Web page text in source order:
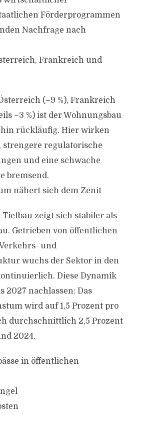
Förderprogrammen
Nachfrage nach
Frankreich und
(–9 %), Frankreich
–3 %) ist der Wohnungsbau
rückläufig. Hier wirken
strengere regulatorische
und eine schwache
bremsend.
nähert sich dem Zenit
zeigt sich stabiler als
Getrieben von öffentlichen
und
wuchs der Sektor in den
Diese Dynamik
2027 nachlassen: Das
wird auf 1,5 Prozent pro
durchschnittlich 2,5 Prozent
2024.
in öffentlichen